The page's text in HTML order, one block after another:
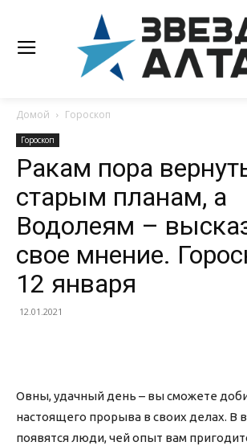
Домой Гороскоп
Гороскоп
Ракам пора
старым планам, а
Водолеям –
свое мнение.
12 января
12.01.2021
Овны, удачный день – вы сможете
настоящего прорыва в своих делах. В
появятся люди, чей опыт вам